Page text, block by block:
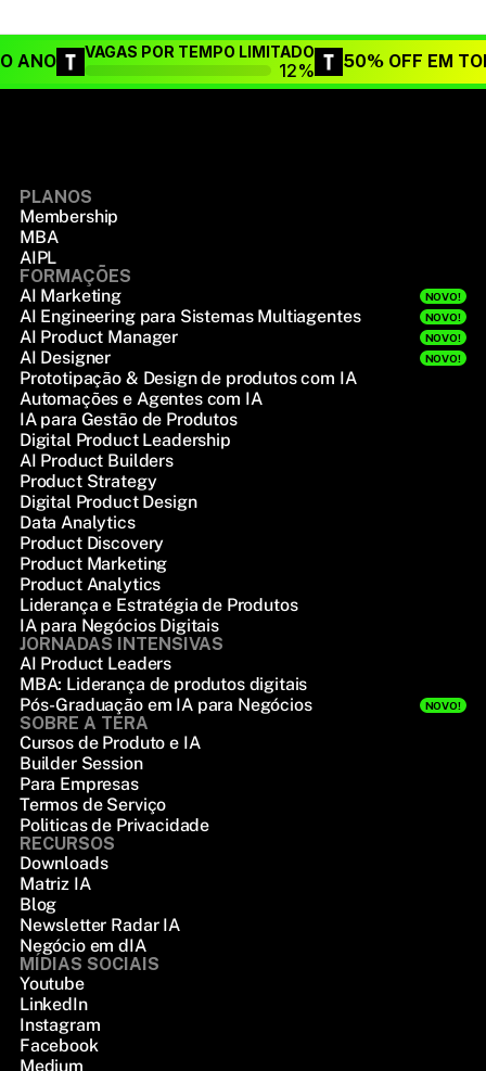
ANO VAGAS POR TEMPO LIMITADO
12% 50% OFF EM
PLANOS
Membership
MBA
AIPL
FORMAÇÕES
AI Marketing
NOVO!
AI Engineering para Sistemas Multiagentes NOVO!
AI Product Manager NOVO!
AI Designer NOVO!
Prototipação & Design de produtos com IA
Automações e Agentes com IA
IA para Gestão de Produtos
Digital Product Leadership
AI Product Builders
Product Strategy
Digital Product Design
Data Analytics
Product Discovery
Product Marketing
Product Analytics
Liderança e Estratégia de Produtos
IA para Negócios Digitais
JORNADAS INTENSIVAS
AI Product Leaders
MBA: Liderança de produtos digitais
Pós-Graduação em IA para Negócios
NOVO!
SOBRE A TERA
Cursos de Produto e IA
Builder Session
Para Empresas
Termos de Serviço
Politicas de Privacidade
RECURSOS
Downloads
Matriz IA
Blog
Newsletter Radar IA
Negócio em dIA
MÍDIAS SOCIAIS
Youtube
LinkedIn
Instagram
Facebook
Medium